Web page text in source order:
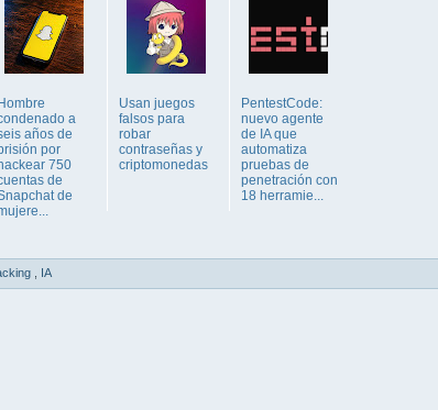
Hombre
a
años de
por
hackear 750
de
de
Usan juegos
falsos para
robar
contraseñas y
criptomonedas
PentestCode:
nuevo agente
de IA que
automatiza
pruebas de
penetración con
18 herramie...
IA